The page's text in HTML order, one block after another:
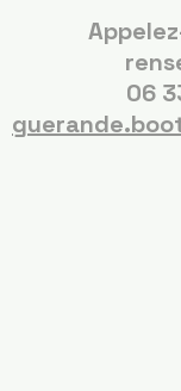
06